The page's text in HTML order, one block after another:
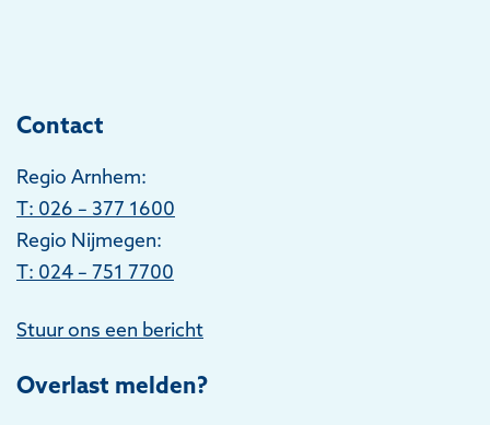
Contact
Regio Arnhem:
T: 026 – 377 1600
Regio Nijmegen:
T: 024 – 751 7700
Stuur ons een bericht
Overlast melden?